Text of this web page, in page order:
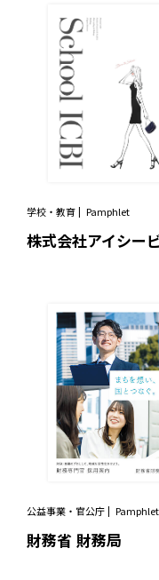
学校・教育 Pamphlet
株式会社アイシー
公益事業・官公庁 Pamphlet
財務省 財務局